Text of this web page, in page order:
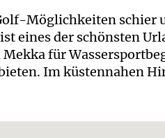
Möglichkeiten schier
eines der schönsten
für
Im küstennahen